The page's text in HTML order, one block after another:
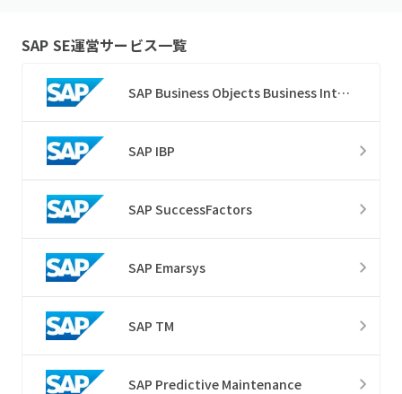
SAP SE運営サービス一覧
SAP Business Objects Business Intelligence
SAP IBP
SAP SuccessFactors
SAP Emarsys
SAP TM
SAP Predictive Maintenance